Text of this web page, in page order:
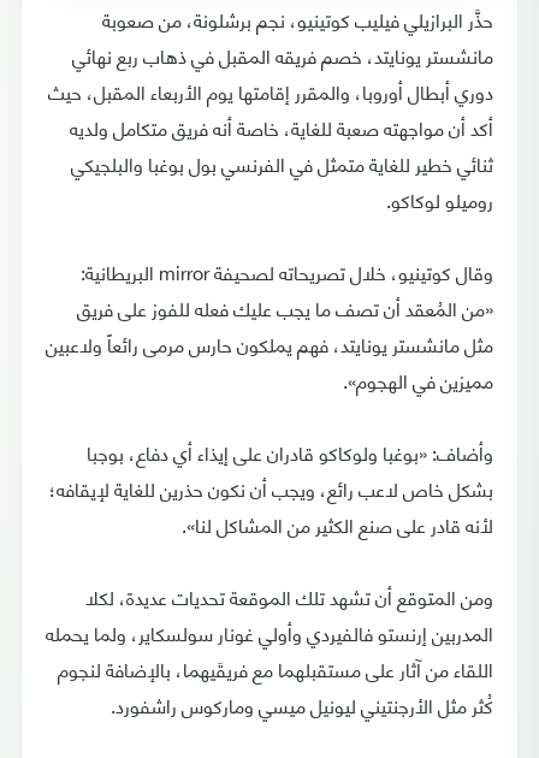
حذَّر البرازيلي فيليب كوتينيو، نجم برشلونة، من صعوبة
مانشستر يونايتد، خصم فريقه المقبل في ذهاب ربع نهائي
دوري أبطال أوروبا، والمقرر إقامتها يوم الأربعاء المقبل، حيث
أكد أن مواجهته صعبة للغاية، خاصة أنه فريق متكامل ولديه
ثنائي خطير للغاية متمثل في الفرنسي بول بوغبا والبلجيكي
روميلو لوكاكو.
وقال كوتينيو، خلال تصريحاته لصحيفة mirror البريطانية:
«من المُعقد أن تصف ما يجب عليك فعله للفوز على فريق
مثل مانشستر يونايتد، فهم يملكون حارس مرمى رائعاً ولاعبين
مميزين في الهجوم».
وأضاف: «بوغبا ولوكاكو قادران على إيذاء أي دفاع، بوجبا
بشكل خاص لاعب رائع، ويجب أن نكون حذرين للغاية لإيقافه؛
لأنه قادر على صنع الكثير من المشاكل لنا».
ومن المتوقع أن تشهد تلك الموقعة تحديات عديدة، لكلا
المدربين إرنستو فالفيردي وأولي غونار سولسكاير، ولما يحمله
اللقاء من آثار على مستقبلهما مع فريقَيهما، بالإضافة لنجوم
كُثر مثل الأرجنتيني ليونيل ميسي وماركوس راشفورد.